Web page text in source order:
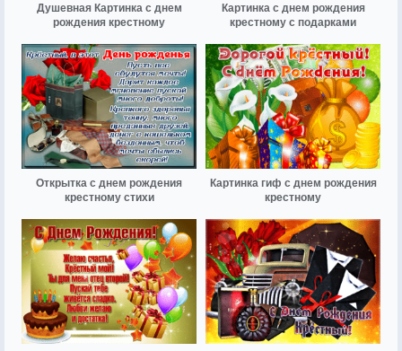
Душевная Картинка с днем
рождения крестному
Картинка с днем рождения
крестному с подарками
Открытка с днем рождения
крестному стихи
Картинка гиф с днем рождения
крестному